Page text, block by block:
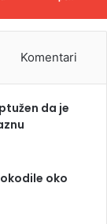
Komentari
da je
oko